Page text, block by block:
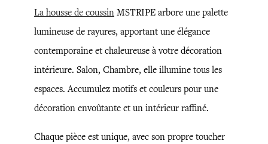
La housse de coussin MSTRIPE arbore une palette
lumineuse de rayures, apportant une élégance
contemporaine et chaleureuse à votre décoration
intérieure. Salon, Chambre, elle illumine tous les
espaces. Accumulez motifs et couleurs pour une
décoration envoûtante et un intérieur raffiné.
Chaque pièce est unique, avec son propre toucher